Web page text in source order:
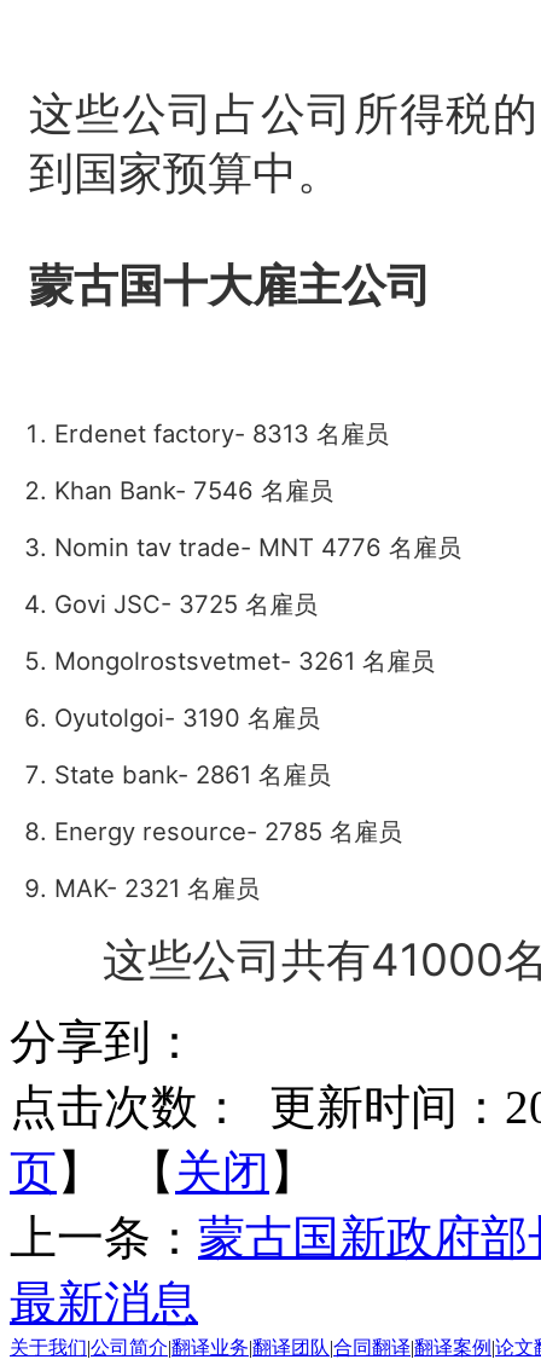
这些公司占公司所得税
到国家预算中。
蒙古国十大雇主公司
Erdenet factory- 8313 名雇员
Khan Bank- 7546名 雇员
Nomin tav trade- MNT 4776名 雇员
Govi JSC- 3725名 雇员
Mongolrostsvetmet- 3261名 雇员
Oyutolgoi- 3190名 雇员
State bank- 2861名 雇员
Energy resource- 2785名 雇员
MAK- 2321名 雇员
这些公司共有41000
分享到：
点击次数：
更新时间：
页】 【 关闭 】
上一条： 蒙古国新政府部
最新消息
关于我们 公司简介 翻译业务 翻译团队 合同翻译 翻译案例 论文